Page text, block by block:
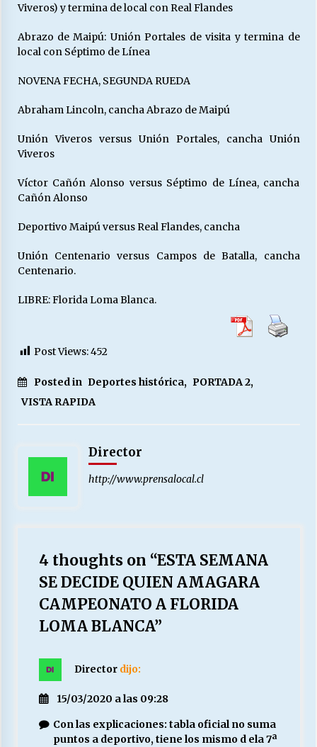
Chile y sus segmentos de la riqueza
06/04/2026
Viveros) y termina de local con Real Flandes
Abrazo de Maipú: Unión Portales de visita y termina de
local con Séptimo de Línea
NOVENA FECHA, SEGUNDA RUEDA
Abraham Lincoln, cancha Abrazo de Maipú
Unión Viveros versus Unión Portales, cancha Unión
Viveros
Víctor Cañón Alonso versus Séptimo de Línea, cancha
Cañón Alonso
Deportivo Maipú versus Real Flandes, cancha
Unión Centenario versus Campos de Batalla, cancha
Centenario.
LIBRE: Florida Loma Blanca.
Post Views:452
Posted in Deportes histórica, PORTADA 2,
VISTA RAPIDA
Director
http://www.prensalocal.cl
4 thoughts on “ESTA SEMANA
SE DECIDE QUIEN AMAGARA
CAMPEONATO A FLORIDA
LOMA BLANCA”
Director dijo:
15/03/2020 a las 09:28
Con las explicaciones: tabla oficial no suma
puntos a deportivo, tiene los mismo d ela 7ª